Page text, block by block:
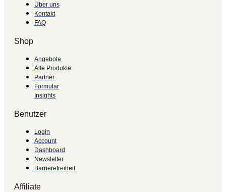
Über uns
Kontakt
FAQ
Shop
Angebote
Alle Produkte
Partner
Formular
Insights
Benutzer
Login
Account
Dashboard
Newsletter
Barrierefreiheit
Affiliate